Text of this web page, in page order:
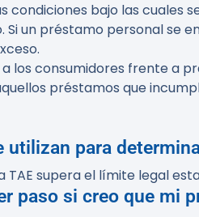
condiciones bajo las cuales
Si un préstamo personal se
los consumidores frente a
préstamos que
utilizan para
TAE supera el límite legal
paso si creo que mi